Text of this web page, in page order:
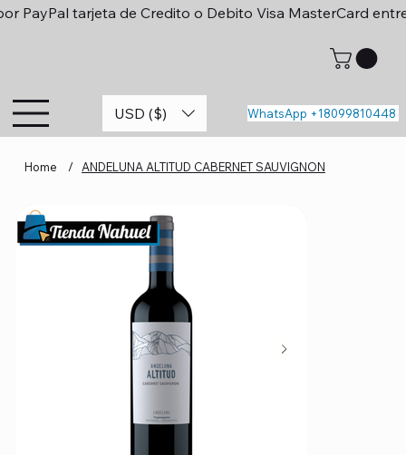
PayPal tarjeta de Credito o Debito Visa MasterCard
USD ($) WhatsApp +18099810448
Home / ANDELUNA ALTITUD CABERNET SAUVIGNON